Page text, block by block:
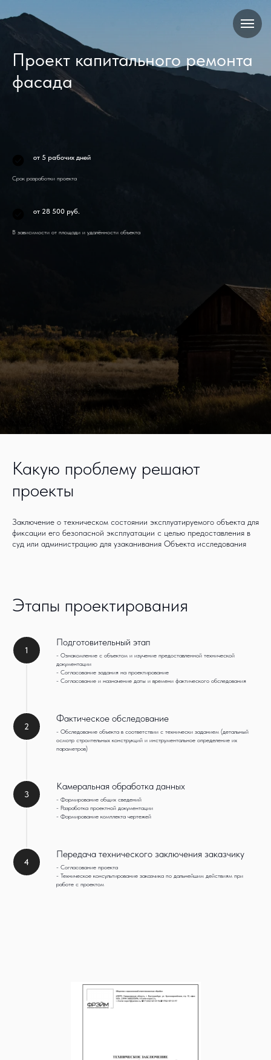
Проект капитального ремонта
фасада
от 5 рабочих дней
Срок разработки проекта
от 28 500 руб.
В зависимости от площади и удалённости объекта
Какую проблему решают
проекты
Заключение о техническом состоянии эксплуатируемого объекта для
фиксации его безопасной эксплуатации с целью предоставления в
суд или администрацию для узаканивания Объекта исследования
Этапы проектирования
1
Подготовительный этап
- Ознакомление с объектом и изучение предоставленной технической
документации
- Согласование задания на проектирование
- Согласование и назначение даты и времени фактического обследования
2
Фактическое обследование
- Обследование объекта в соответствии с технически заданием (детальный
осмотр строительных конструкций и инструментальное определение их
параметров)
3
Камеральная обработка данных
- Формирование общих сведений
- Разработка проектной документации
- Формирование комплекта чертежей
4
Передача технического заключения заказчику
- Согласование проекта
- Техническое консультирование заказчика по дальнейшим действиям при
работе с проектом